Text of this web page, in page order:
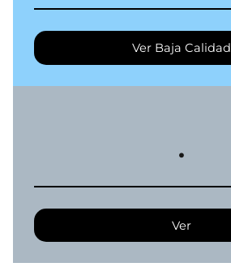
Ver Baja Calidad
.
Ver